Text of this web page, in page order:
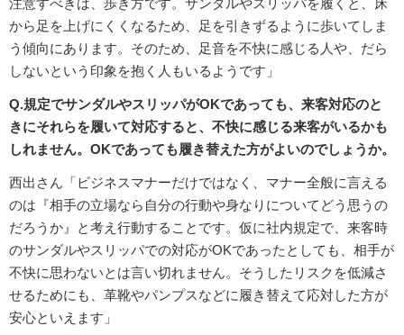
注意すべきは、歩き方です。サンダルやスリッパを履くと、床
から足を上げにくくなるため、足を引きずるように歩いてしま
う傾向にあります。そのため、足音を不快に感じる人や、だら
しないという印象を抱く人もいるようです」
Q.規定でサンダルやスリッパがOKであっても、来客対応のと
きにそれらを履いて対応すると、不快に感じる来客がいるかも
しれません。OKであっても履き替えた方がよいのでしょうか。
西出さん「ビジネスマナーだけではなく、マナー全般に言える
のは『相手の立場なら自分の行動や身なりについてどう思うの
だろうか』と考え行動することです。仮に社内規定で、来客時
のサンダルやスリッパでの対応がOKであったとしても、相手が
不快に思わないとは言い切れません。そうしたリスクを低減さ
せるためにも、革靴やパンプスなどに履き替えて応対した方が
安心といえます」